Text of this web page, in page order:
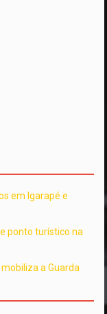
em Igarapé e
ponto turístico na
a Guarda